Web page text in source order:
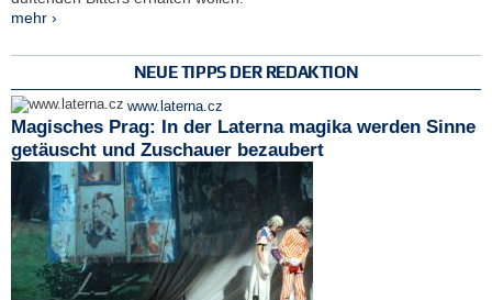
mehr ›
NEUE TIPPS DER REDAKTION
www.laterna.cz
Magisches Prag: In der Laterna magika werden Sinne
getäuscht und Zuschauer bezaubert